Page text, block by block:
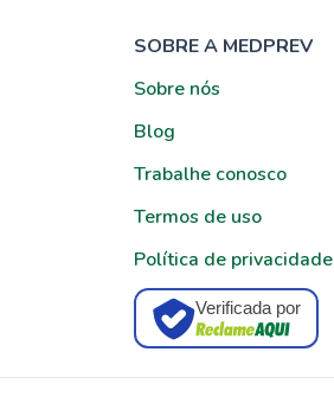
SOBRE A MEDPREV
Sobre nós
Blog
Trabalhe conosco
Termos de uso
Política de privacidade
Verificada por